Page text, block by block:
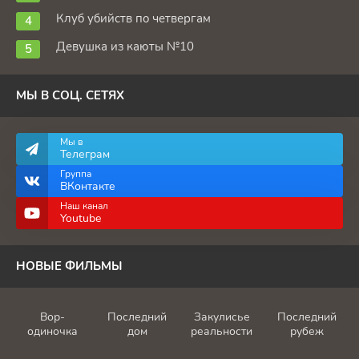
Клуб убийств по четвергам
Девушка из каюты №10
МЫ В СОЦ. СЕТЯХ
Мы в
Телеграм
Группа
ВКонтакте
Наш канал
Youtube
НОВЫЕ ФИЛЬМЫ
Вор-
одиночка
Последний
дом
Закулисье
реальности
Последний
рубеж